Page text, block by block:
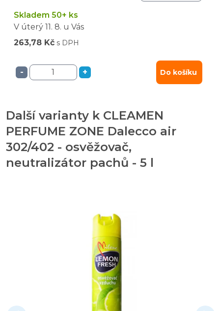
Skladem 50+ ks
V úterý 11. 8. u Vás
263,78 Kč s DPH
- + Do košíku
Další varianty k CLEAMEN
PERFUME ZONE Dalecco air
302/402 - osvěžovač,
neutralizátor pachů - 5 l